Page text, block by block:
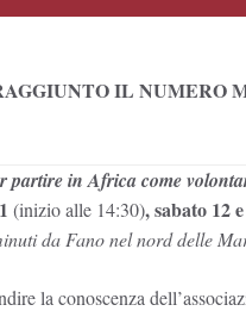
IL NUMERO
in Africa come
1 (inizio alle 14:30), sabato 12
da Fano nel nord delle
la conoscenza